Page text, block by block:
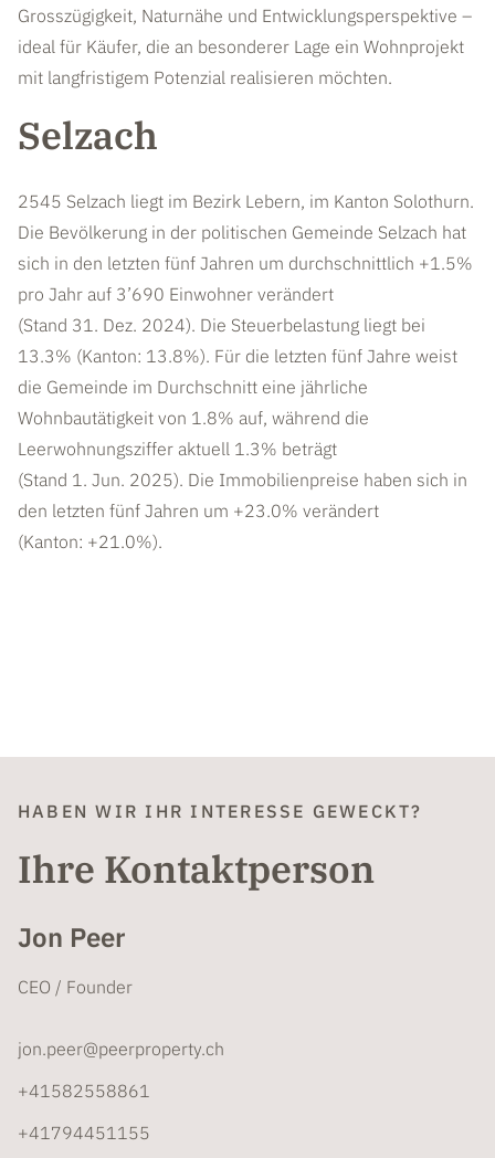
Grosszügigkeit, Naturnähe und Entwicklungsperspektive –
ideal für Käufer, die an besonderer Lage ein Wohnprojekt
mit langfristigem Potenzial realisieren möchten.
Selzach
2545 Selzach liegt im Bezirk Lebern, im Kanton Solothurn.
Die Bevölkerung in der politischen Gemeinde Selzach hat
sich in den letzten fünf Jahren um durchschnittlich +1.5%
pro Jahr auf 3’690 Einwohner verändert
(Stand 31. Dez. 2024). Die Steuerbelastung liegt bei
13.3% (Kanton: 13.8%). Für die letzten fünf Jahre weist
die Gemeinde im Durchschnitt eine jährliche
Wohnbautätigkeit von 1.8% auf, während die
Leerwohnungsziffer aktuell 1.3% beträgt
(Stand 1. Jun. 2025). Die Immobilienpreise haben sich in
den letzten fünf Jahren um +23.0% verändert
(Kanton: +21.0%).
HABEN WIR IHR INTERESSE GEWECKT?
Ihre Kontaktperson
Jon Peer
CEO / Founder
jon.peer@peerproperty.ch
+41582558861
+41794451155